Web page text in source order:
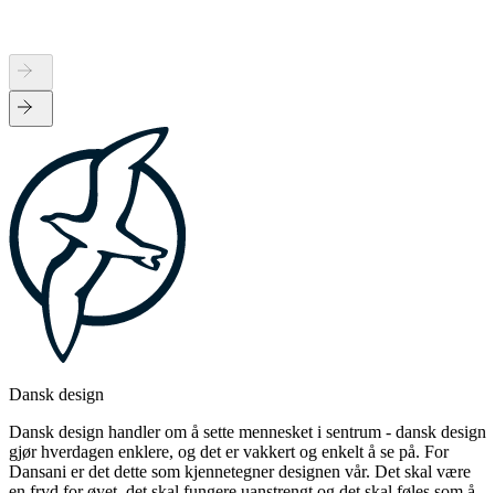
Dansk design
Dansk design handler om å sette mennesket i sentrum - dansk design
gjør hverdagen enklere, og det er vakkert og enkelt å se på. For
Dansani er det dette som kjennetegner designen vår. Det skal være